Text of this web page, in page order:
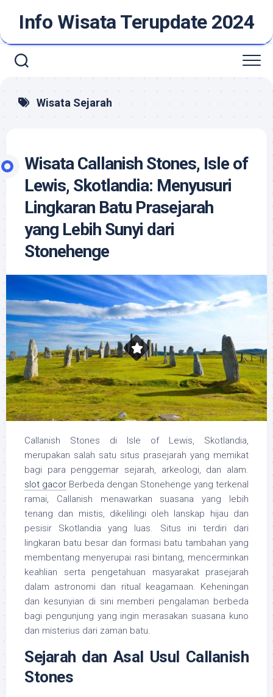
contentInfo Wisata Terupdate 2024
Wisata Sejarah
Wisata Callanish Stones, Isle of
Lewis, Skotlandia: Menyusuri
Lingkaran Batu Prasejarah
yang Lebih Sunyi dari
Stonehenge
Callanish Stones di Isle of Lewis, Skotlandia,
merupakan salah satu situs prasejarah yang memikat
bagi para penggemar sejarah, arkeologi, dan alam.
slot gacor Berbeda dengan Stonehenge yang terkenal
ramai, Callanish menawarkan suasana yang lebih
tenang dan mistis, dikelilingi oleh lanskap hijau dan
pesisir Skotlandia yang luas. Situs ini terdiri dari
lingkaran batu besar dan formasi batu tambahan yang
membentang menyerupai rasi bintang, mencerminkan
keahlian serta pengetahuan masyarakat prasejarah
dalam astronomi dan ritual keagamaan. Keheningan
dan kesunyian di sini memberi pengalaman berbeda
bagi pengunjung yang ingin merasakan suasana kuno
dan misterius dari zaman batu.
Sejarah dan Asal Usul Callanish
Stones